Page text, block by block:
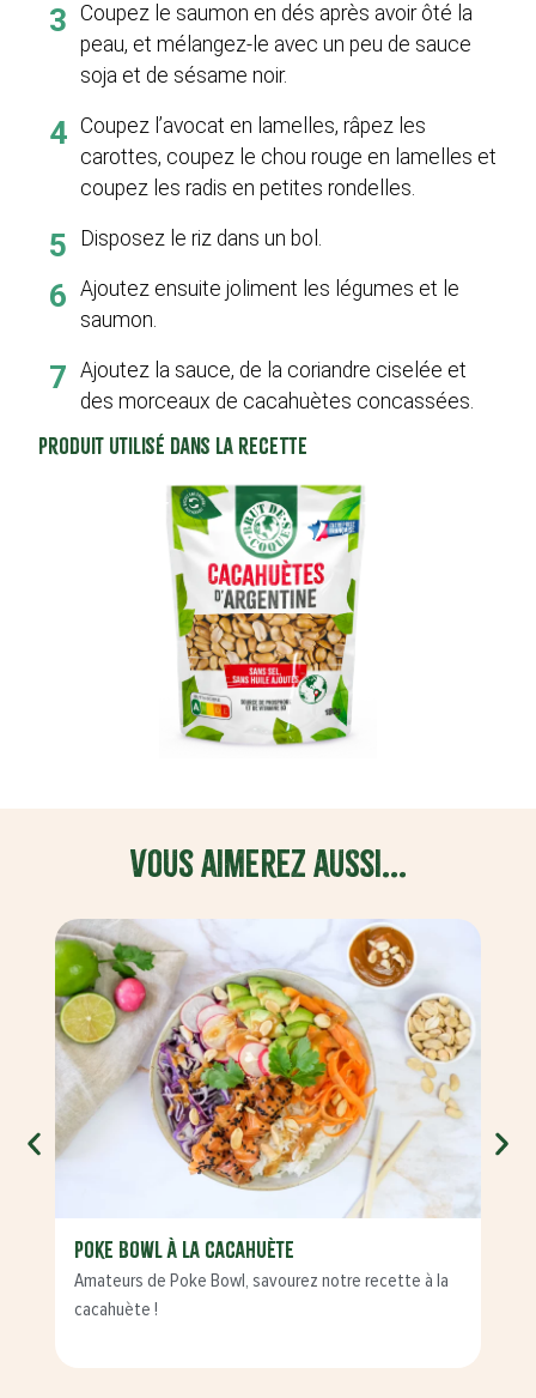
3
Coupez le saumon en dés après avoir ôté la
peau, et mélangez-le avec un peu de sauce
soja et de sésame noir.
4 Coupez l’avocat en lamelles, râpez les
carottes, coupez le chou rouge en lamelles et
coupez les radis en petites rondelles.
5 Disposez le riz dans un bol.
6
Ajoutez ensuite joliment les légumes et le
saumon.
7
Ajoutez la sauce, de la coriandre ciselée et
des morceaux de cacahuètes concassées.
Produit utilisé dans la recette
Vous aimerez aussi...
Poke Bowl à la cacahuète
Amateurs de Poke Bowl, savourez notre recette à la
cacahuète !